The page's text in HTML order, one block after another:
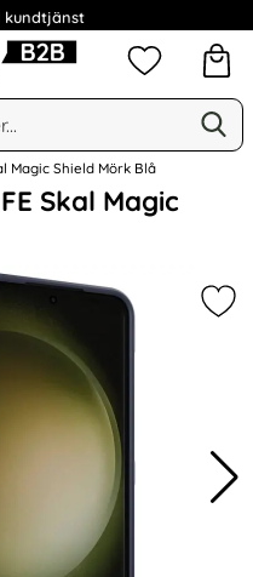
kundtjänst
på Narse Group AB
Mina
Magic Shield Mörk Blå
Skal Magic